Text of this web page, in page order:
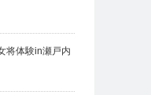
将体験in瀬戸内